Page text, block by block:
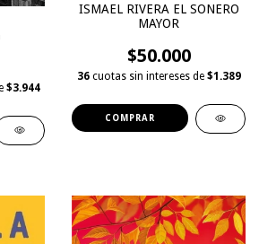
$3.944
ISMAEL RIVERA EL SONERO
MAYOR
$50.000
36 cuotas sin intereses de $1.389